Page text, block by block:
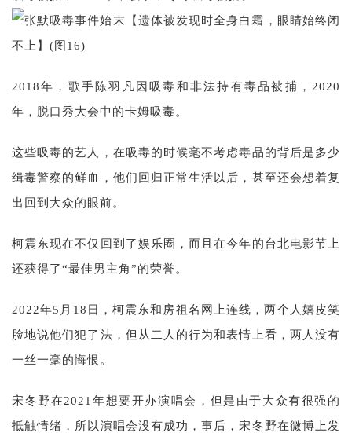
2018年，歌手陈羽凡因吸毒和非法持有毒品被捕，2020
年，脱口秀大会中的卡姆吸毒。
这些吸毒的艺人，在吸毒的时候毫不考虑毒品的背后是多少
缉毒警察的鲜血，他们回归正常生活以后，甚至还会想着复
出回到大众的眼前。
柯震东现在不仅回到了娱乐圈，而且在今年的台北电影节上
还获得了“最佳男主角”的荣誉。
2022年5月18日，柯震东和房祖名网上连线，两个人嬉皮笑
脸地说他们犯了法，但从二人的行为和表情上看，两人没有
一丝一毫的悔恨。
宋冬野在2021年想要开办演唱会，但是由于大众有很强的
抵触情绪，所以演唱会没有成功，事后，宋冬野在微博上发